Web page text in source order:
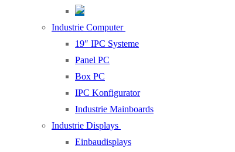
Industrie Computer
19″ IPC Systeme
Panel PC
Box PC
IPC Konfigurator
Industrie Mainboards
Industrie Displays
Einbaudisplays